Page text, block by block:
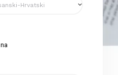
na